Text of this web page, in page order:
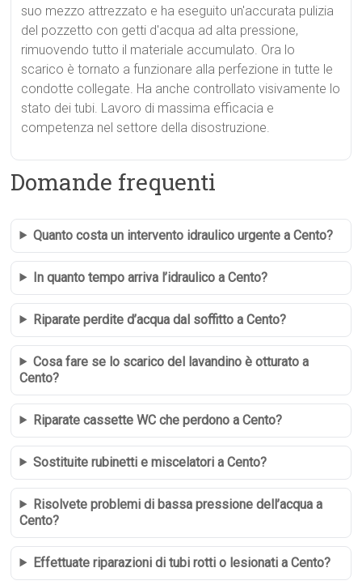
suo mezzo attrezzato e ha eseguito un'accurata pulizia
del pozzetto con getti d'acqua ad alta pressione,
rimuovendo tutto il materiale accumulato. Ora lo
scarico è tornato a funzionare alla perfezione in tutte le
condotte collegate. Ha anche controllato visivamente lo
stato dei tubi. Lavoro di massima efficacia e
competenza nel settore della disostruzione.
Domande frequenti
Quanto costa un intervento idraulico urgente a Cento?
In quanto tempo arriva l’idraulico a Cento?
Riparate perdite d’acqua dal soffitto a Cento?
Cosa fare se lo scarico del lavandino è otturato a
Cento?
Riparate cassette WC che perdono a Cento?
Sostituite rubinetti e miscelatori a Cento?
Risolvete problemi di bassa pressione dell’acqua a
Cento?
Effettuate riparazioni di tubi rotti o lesionati a Cento?